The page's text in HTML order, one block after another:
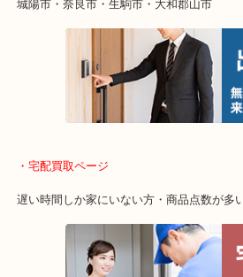
値段つくものがわからないから何を持
当店ではそういったお困りの方からの
・出張買取エリア
木津川市・精華町・京田辺市・井手町
城陽市・奈良市・生駒市・大和郡山市